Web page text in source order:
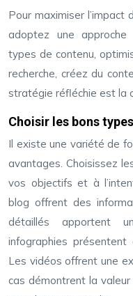
Pour maximiser l’impact
adoptez une approche
types de contenu,
recherche, créez du
stratégie réfléchie est la
Choisir les bons
Il existe une variété de
avantages. Choisissez
vos objectifs et à
blog offrent des
détaillés apportent
infographies
Les vidéos offrent une
cas démontrent la